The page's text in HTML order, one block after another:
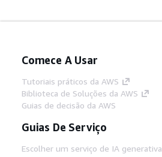
Comece A Usar
Tutoriais práticos da AWS
Biblioteca de Soluções da AWS
Guias de decisão da AWS
Guias De Serviço
Escolher um serviço de IA generativa